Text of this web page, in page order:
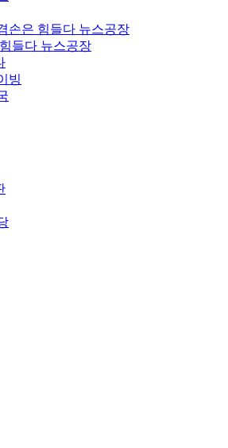
손은 힘들다 뉴스공장
들다 뉴스공장
빙